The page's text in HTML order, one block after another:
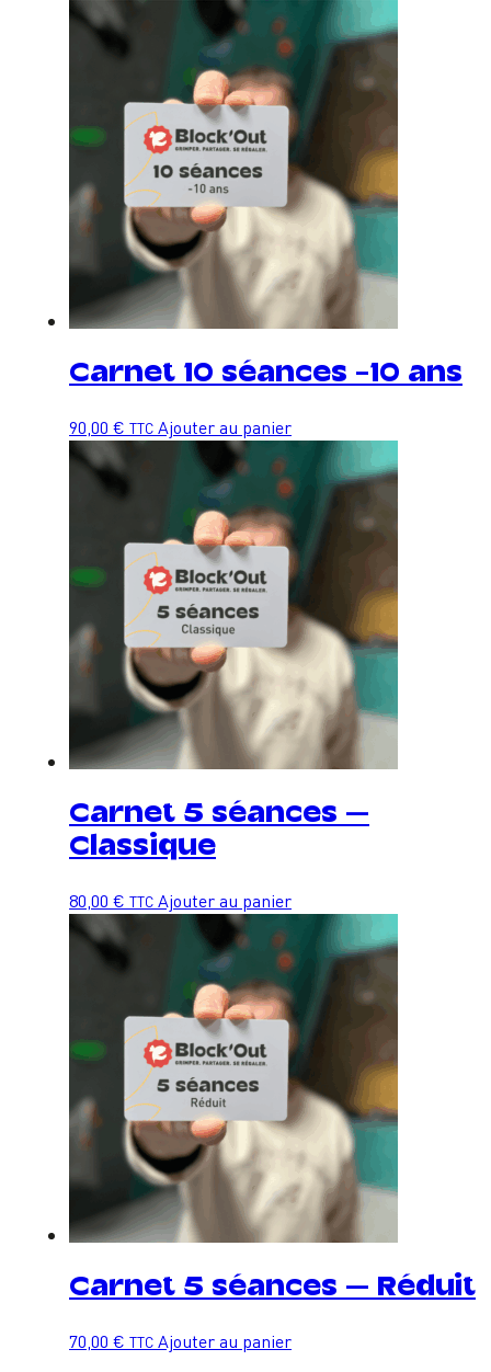
Carnet 10 séances -10 ans
90,00 € TTC Ajouter au panier
Carnet 5 séances –
Classique
80,00 € TTC Ajouter au panier
Carnet 5 séances – Réduit
70,00 € TTC Ajouter au panier